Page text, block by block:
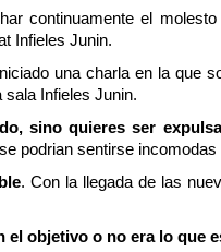
continuamente el
Infieles Junin.
una charla en la que
Infieles Junin.
sino quieres ser
podrian sentirse
. Con la llegada de las
objetivo o no era lo que